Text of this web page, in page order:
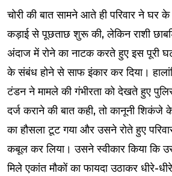
चोरी की बात सामने आते ही परिवार ने घर के
कड़ाई से पूछताछ शुरू की, लेकिन राशी
अंदाज में रोने का नाटक करते हुए इस पूरी
के संबंध होने से साफ इंकार कर दिया।
टंडन ने मामले की गंभीरता को देखते हुए
दर्ज कराने की बात कही, तो कानूनी शिकंजे
का हौसला टूट गया और उसने रोते हुए
कबूल कर लिया। उसने स्वीकार किया कि
मिले एकांत मौकों का फायदा उठाकर धीरे-